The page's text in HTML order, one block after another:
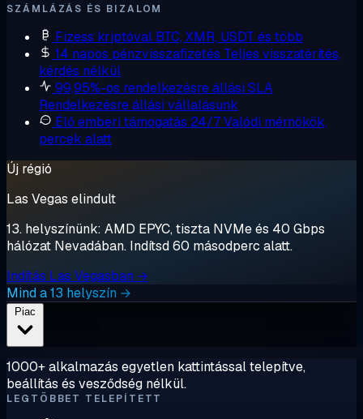
SZÁMLÁZÁS ÉS BIZALOM
Fizess kriptóval BTC, XMR, USDT és több
14 napos pénzvisszafizetés Teljes visszatérítés,
kérdés nélkül
99,95%-os rendelkezésre állási SLA
Rendelkezésre állási vállalásunk
Élő emberi támogatás 24/7Valódi mérnökök,
percek alatt
Új régió
Las Vegas elindult
13. helyszínünk: AMD EPYC, tiszta NVMe és 40 Gbps
hálózat Nevadában. Indítsd 60 másodperc alatt.
Indítás Las Vegasban →
Mind a 13 helyszín →
1000+ alkalmazás egyetlen kattintással telepítve,
beállítás és vesződség nélkül.
LEGTÖBBET TELEPÍTETT